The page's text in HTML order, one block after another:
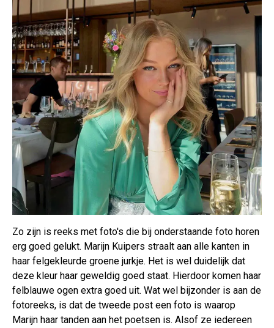
Zo zijn is reeks met foto's die bij onderstaande foto horen
erg goed gelukt. Marijn Kuipers straalt aan alle kanten in
haar felgekleurde groene jurkje. Het is wel duidelijk dat
deze kleur haar geweldig goed staat. Hierdoor komen haar
felblauwe ogen extra goed uit. Wat wel bijzonder is aan de
fotoreeks, is dat de tweede post een foto is waarop
Marijn haar tanden aan het poetsen is. Alsof ze iedereen